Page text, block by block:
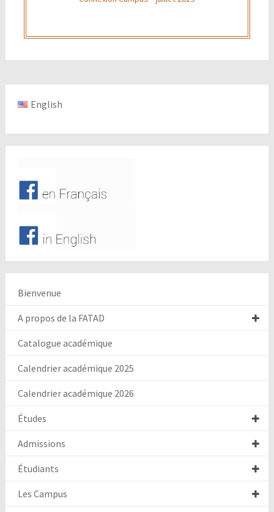
English
Bienvenue
A propos de la FATAD
Catalogue académique
Calendrier académique 2025
Calendrier académique 2026
Études
Admissions
Étudiants
Les Campus